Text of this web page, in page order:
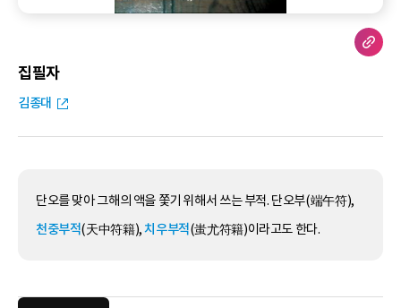
집필자
김종대
단오를 맞아 그해의 액을 쫓기 위해서 쓰는 부적. 단오부(端午符),
천중부적(天中符籍),치우부적(蚩尤符籍)이라고도 한다.